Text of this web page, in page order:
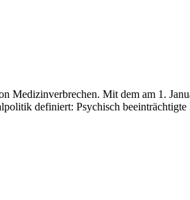
Medizinverbrechen. Mit dem am 1.
definiert: Psychisch beeinträchtigte